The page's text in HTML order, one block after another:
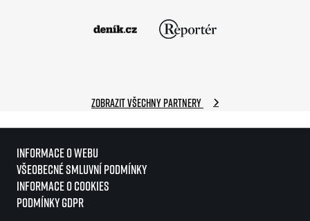
Zobrazit všechny partnery
Informace o webu
Všeobecné smluvní podmínky
Informace o cookies
Podmínky GDPR